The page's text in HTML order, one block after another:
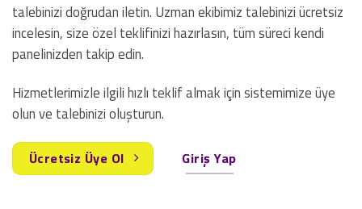
talebinizi doğrudan iletin. Uzman ekibimiz talebinizi ücretsiz
incelesin, size özel teklifinizi hazırlasın, tüm süreci kendi
panelinizden takip edin.
Hizmetlerimizle ilgili hızlı teklif almak için sistemimize üye
olun ve talebinizi oluşturun.
Ücretsiz Üye Ol Giriş Yap